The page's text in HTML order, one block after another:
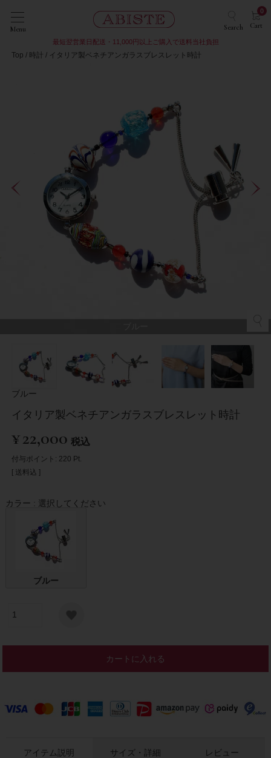
Menu Search Cart
0
最短翌営業日配送・11,000円以上ご購入で送料当社負担
Top 時計 イタリア製ベネチアンガラスブレスレット時計
ブルー
イタリア製ベネチアンガラスブレスレット時計
¥22,000 税込
付与ポイント: 220 Pt.
送料込
カラー 選択してください
ブルー
カートに入れる
アイテム説明 サイズ・詳細 レビュー